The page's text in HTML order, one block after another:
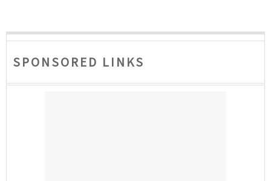
SPONSORED LINKS